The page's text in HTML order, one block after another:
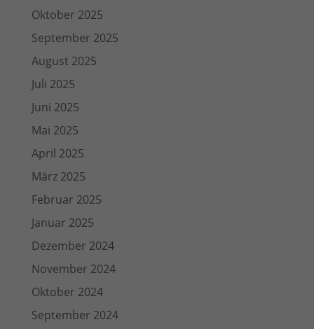
Oktober 2025
September 2025
August 2025
Juli 2025
Juni 2025
Mai 2025
April 2025
März 2025
Februar 2025
Januar 2025
Dezember 2024
November 2024
Oktober 2024
September 2024